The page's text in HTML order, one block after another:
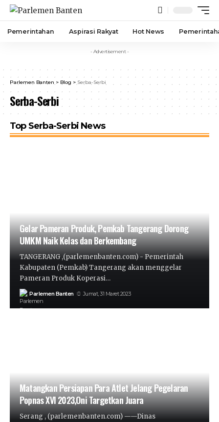
Pemerintahan Aspirasi Rakyat Hot News
- Advertisement -
Parlemen Banten > Blog > Serba-Serbi
Serba-Serbi
Top Serba-Serbi News
Gelar Pameran Produk, Pemkab Tangerang Dorong
UMKM Naik Kelas dan Berkembang
TANGERANG ,(parlemenbanten.com) - Pemerintah
Kabupaten (Pemkab) Tangerang akan menggelar
Pameran Produk Koperasi…
Parlemen Banten Jumat, 31 Maret 2023
Matangkan Persiapan Para Atlet Jelang Pegelaran
Popnas XVI 2023,Oni Targetkan Juara
Serang , (parlemenbanten.com) ——Dinas